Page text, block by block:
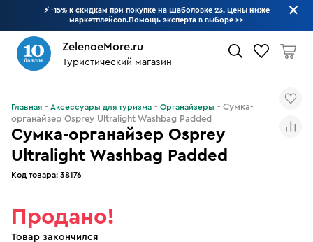
⚡ -15% к скидкам при покупке на Шаболовке 23. Цены ниже
маркетплейсов.Помощь эксперта в выборе >>
ZelenoeMore.ru
Туристический магазин
Сумка-органайзер Osprey
Ultralight Washbag Padded
Код товара: 38176
Главная Аксессуары для туризма Органайзеры
Сумка-
органайзер Osprey Ultralight Washbag Padded
Продано!
Товар закончился